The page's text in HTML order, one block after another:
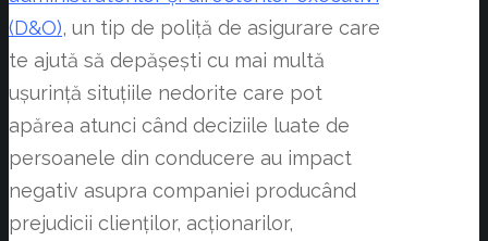
(D&O), un tip de poliță de asigurare care
te ajută să depășești cu mai multă
ușurință situțiile nedorite care pot
apărea atunci când deciziile luate de
persoanele din conducere au impact
negativ asupra companiei producând
prejudicii clienților, acționarilor,